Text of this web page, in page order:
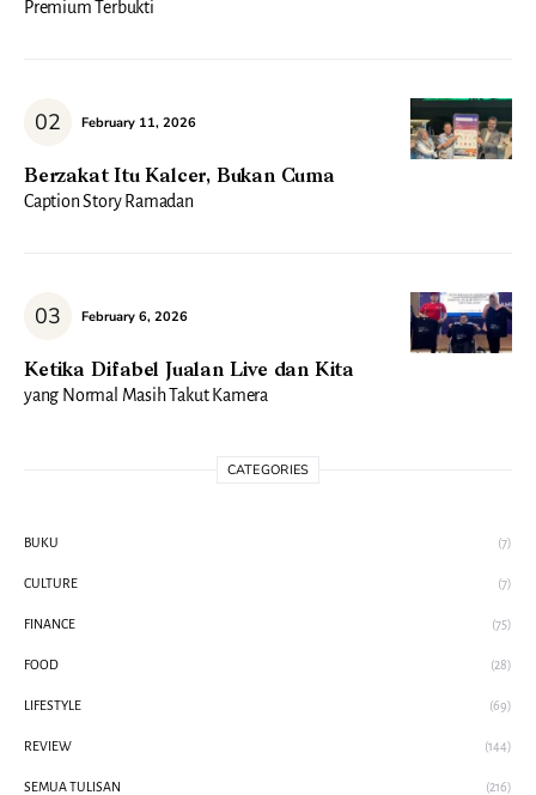
Premium Terbukti
February 11, 2026
Berzakat Itu Kalcer, Bukan Cuma
Caption Story Ramadan
February 6, 2026
Ketika Difabel Jualan Live dan Kita
yang Normal Masih Takut Kamera
CATEGORIES
BUKU (7)
CULTURE (7)
FINANCE (75)
FOOD (28)
LIFESTYLE (69)
REVIEW (144)
SEMUA TULISAN (216)